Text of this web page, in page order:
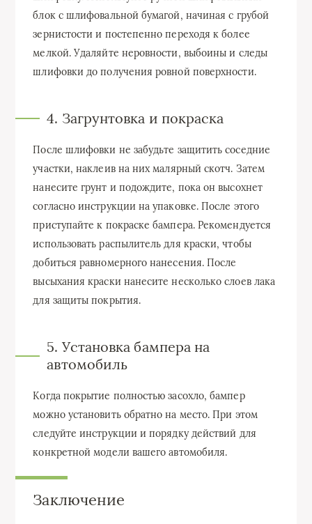
блок с шлифовальной бумагой, начиная с грубой
зернистости и постепенно переходя к более
мелкой. Удаляйте неровности, выбоины и следы
шлифовки до получения ровной поверхности.
4. Загрунтовка и покраска
После шлифовки не забудьте защитить соседние
участки, наклеив на них малярный скотч. Затем
нанесите грунт и подождите, пока он высохнет
согласно инструкции на упаковке. После этого
приступайте к покраске бампера. Рекомендуется
использовать распылитель для краски, чтобы
добиться равномерного нанесения. После
высыхания краски нанесите несколько слоев лака
для защиты покрытия.
5. Установка бампера на
автомобиль
Когда покрытие полностью засохло, бампер
можно установить обратно на место. При этом
следуйте инструкции и порядку действий для
конкретной модели вашего автомобиля.
Заключение